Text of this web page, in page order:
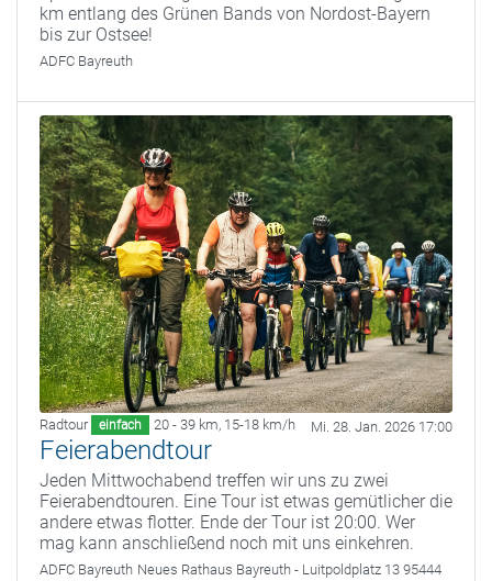
km entlang des Grünen Bands von Nordost-Bayern
bis zur Ostsee!
ADFC Bayreuth
Radtour einfach 20 - 39 km, 15-18 km/h Mi. 28. Jan. 2026 17:00
Feierabendtour
Jeden Mittwochabend treffen wir uns zu zwei
Feierabendtouren. Eine Tour ist etwas gemütlicher die
andere etwas flotter. Ende der Tour ist 20:00. Wer
mag kann anschließend noch mit uns einkehren.
ADFC Bayreuth Neues Rathaus Bayreuth - Luitpoldplatz 13 95444